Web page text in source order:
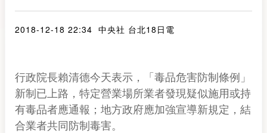
2018-12-18 22:34 中央社 台北18日電
行政院長賴清德今天表示，「毒品危害防制條例」
新制已上路，特定營業場所業者發現疑似施用或持
有毒品者應通報；地方政府應加強宣導新規定，結
合業者共同防制毒害。